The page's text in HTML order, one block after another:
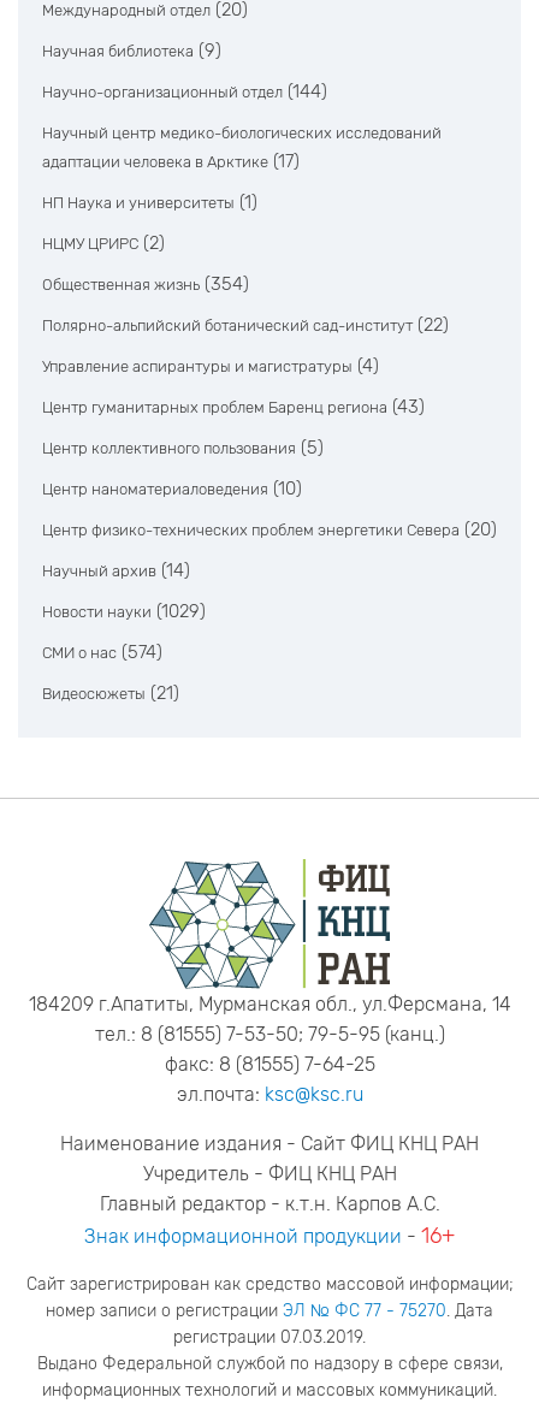
Международный отдел (20)
Научная библиотека (9)
Научно-организационный отдел (144)
Научный центр медико-биологических исследований
адаптации человека в Арктике (17)
НП Наука и университеты (1)
НЦМУ ЦРИРС (2)
Общественная жизнь (354)
Полярно-альпийский ботанический сад-институт (22)
Управление аспирантуры и магистратуры (4)
Центр гуманитарных проблем Баренц региона (43)
Центр коллективного пользования (5)
Центр наноматериаловедения (10)
Центр физико-технических проблем энергетики Севера (20)
Научный архив (14)
Новости науки (1029)
СМИ о нас (574)
Видеосюжеты (21)
184209 г.Апатиты, Мурманская обл., ул.Ферсмана, 14
тел.: 8 (81555) 7-53-50; 79-5-95 (канц.)
факс: 8 (81555) 7-64-25
эл.почта: ksc@ksc.ru
Наименование издания - Сайт ФИЦ КНЦ РАН
Учредитель - ФИЦ КНЦ РАН
Главный редактор - к.т.н. Карпов А.С.
Знак информационной продукции - 16+
Сайт зарегистрирован как средство массовой информации;
номер записи о регистрации ЭЛ № ФС 77 - 75270. Дата
регистрации 07.03.2019.
Выдано Федеральной службой по надзору в сфере связи,
информационных технологий и массовых коммуникаций.